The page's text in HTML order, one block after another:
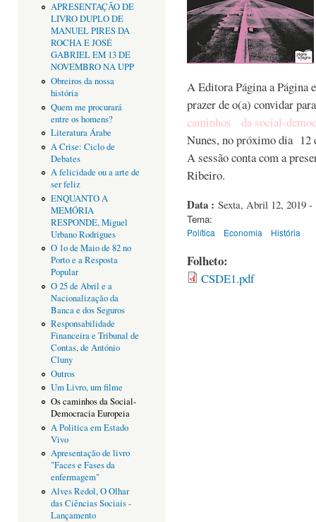
APRESENTAÇÃO DE
LIVRO DUPLO DE
MANUEL PIRES DA
ROCHA E JOSÉ
GABRIEL EM 13 DE
NOVEMBRO NA UPP
Obreiros da nossa
história
Quem me procurará
entre os homens?
Literatura Árabe
A Crise: Ciclo de
Debates
A felicidade ou a arte de
ser feliz
ENQUANTO A
MEMÓRIA
RESPONDE, Miguel
Urbano Rodrigues
O 1o de Maio de 82 no
Porto e a Resposta
Popular
O 25 de Abril e a
Nacionalização da
Banca e dos Seguros
Responsabilidade
Financeira e Tribunal de
Contas, de António
Cluny
Outros
Um Livro, um filme
Os caminhos da Social-
Democracia Europeia
A Politica em Estado
Vivo
Apresentação de livro
"Faces e Fases da
enfermagem"
Alves Redol, O Olhar
das Ciências Sociais -
Lançamento
A Editora Página a Página
prazer de o(a) convidar
caminhos da social-
Nunes, no próximo dia 12
A sessão conta com a
Ribeiro.
Data : Sexta, Abril 12, 2019 -
Tema:
Política Economia História
Folheto:
CSDE1.pdf